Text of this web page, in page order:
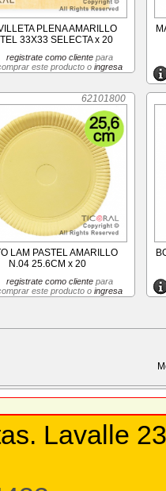
PLENA AMARILLO
33X33 SELECTA x 20
registrate como clientepara
este producto o ingresa
62101800
LAM PASTEL AMARILLO
N.04 25.6CM x 20
registrate como clientepara
este producto o ingresa
Lavalle